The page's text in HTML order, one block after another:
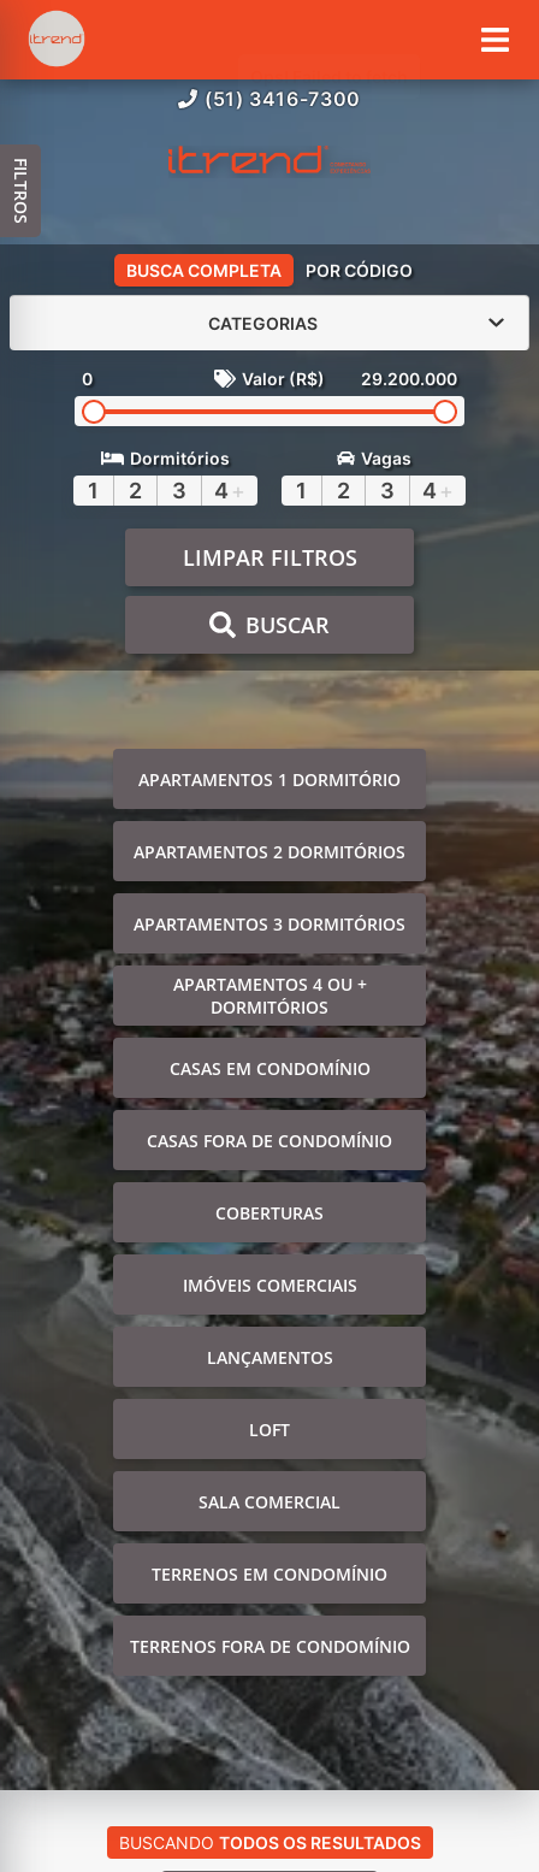
(51) 3416-7300
BUSCA COMPLETA POR CÓDIGO
CATEGORIAS
0 Valor (R$) 29.200.000
Dormitórios
1 2 3 4 +
Vagas
1 2 3 4 +
LIMPAR FILTROS
BUSCAR
APARTAMENTOS 1 DORMITÓRIO
APARTAMENTOS 2 DORMITÓRIOS
APARTAMENTOS 3 DORMITÓRIOS
APARTAMENTOS 4 OU +
DORMITÓRIOS
CASAS EM CONDOMÍNIO
CASAS FORA DE CONDOMÍNIO
COBERTURAS
IMÓVEIS COMERCIAIS
LANÇAMENTOS
LOFT
SALA COMERCIAL
TERRENOS EM CONDOMÍNIO
TERRENOS FORA DE CONDOMÍNIO
FILTROS
BUSCANDO TODOS OS RESULTADOS